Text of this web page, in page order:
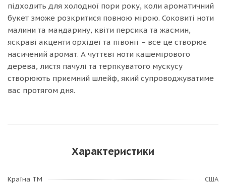
підходить для холодної пори року, коли ароматичний
букет зможе розкритися повною мірою. Соковиті ноти
малини та мандарину, квіти персика та жасмин,
яскраві акценти орхідеї та півонії – все це створює
насичений аромат. А чуттєві ноти кашемірового
дерева, листя пачулі та терпкуватого мускусу
створюють приємний шлейф, який супроводжуватиме
вас протягом дня.
Характеристики
Країна ТМ
США